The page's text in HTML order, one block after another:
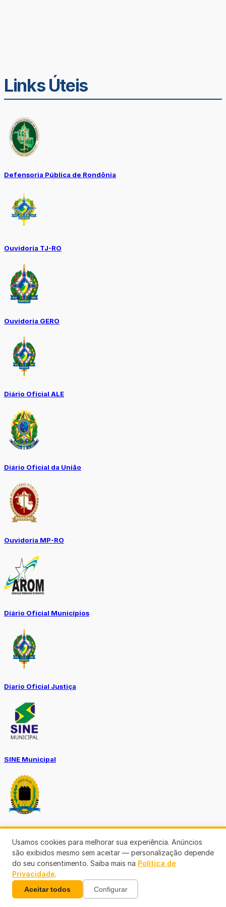
Links Úteis
Defensoria Pública de Rondônia
Ouvidoria TJ-RO
Ouvidoria GERO
Diário Oficial ALE
Diário Oficial da União
Ouvidoria MP-RO
Diário Oficial Municípios
Diario Oficial Justiça
SINE Municipal
Usamos cookies para melhorar sua experiência. Anúncios
são exibidos mesmo sem aceitar — personalização depende
do seu consentimento. Saiba mais na Política de
Privacidade.
Aceitar todos Configurar